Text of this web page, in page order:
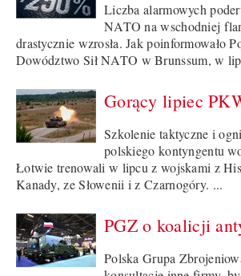
Liczba alarmowych
NATO na wschodniej
drastycznie wzrosła. Jak poinformowało
Dowództwo Sił NATO w Brunssum, w
Gorący lipiec
Szkolenie taktyczne i
polskiego kontyngentu
Łotwie trenowali w lipcu z wojskami z
Kanady, ze Słowenii i z Czarnogóry. ...
PGZ o koalicji
Polska Grupa